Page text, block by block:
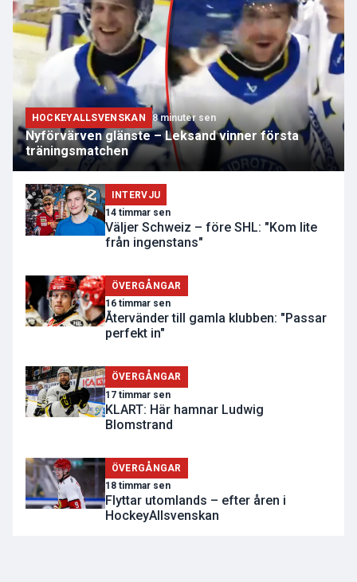
HOCKEYALLSVENSKAN 8 minuter sen
Nyförvärven glänste – Leksand vinner första
träningsmatchen
INTERVJU
14 timmar sen
Väljer Schweiz – före SHL: "Kom lite
från ingenstans"
ÖVERGÅNGAR
16 timmar sen
Återvänder till gamla klubben: "Passar
perfekt in"
ÖVERGÅNGAR
17 timmar sen
KLART: Här hamnar Ludwig
Blomstrand
ÖVERGÅNGAR
18 timmar sen
Flyttar utomlands – efter åren i
HockeyAllsvenskan